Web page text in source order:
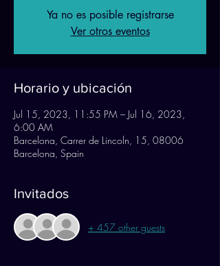
Ya no es posible registrarse
Ver otros eventos
Horario y ubicación
Jul 15, 2023, 11:55 PM – Jul 16, 2023,
6:00 AM
Barcelona, Carrer de Lincoln, 15, 08006
Barcelona, Spain
Invitados
+ 457 other guests